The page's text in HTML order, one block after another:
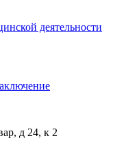
деятельности
д 24, к 2